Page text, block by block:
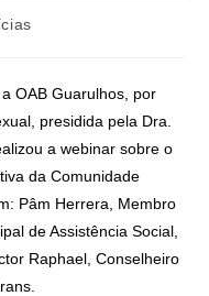
OAB Guarulhos, por
presidida pela Dra.
a webinar sobre o
da Comunidade
Pâm Herrera, Membro
de Assistência Social,
Raphael, Conselheiro